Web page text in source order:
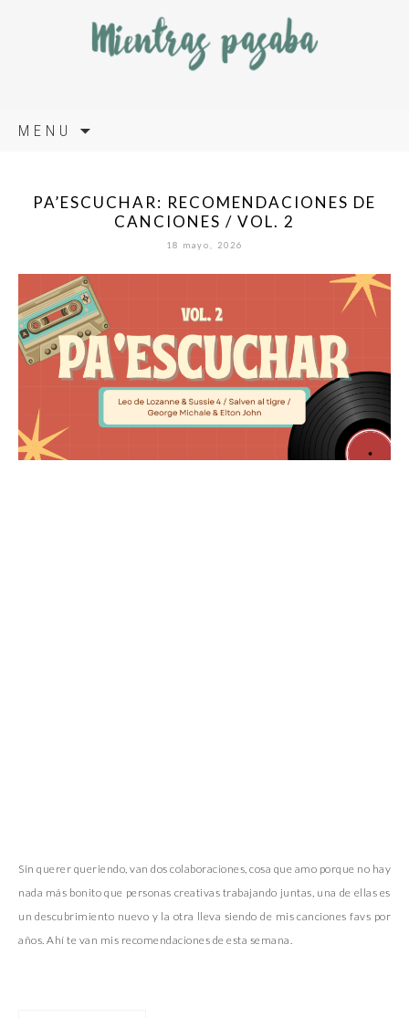
MENU
PA’ESCUCHAR: RECOMENDACIONES DE
CANCIONES / VOL. 2
18 mayo, 2026
Sin querer queriendo, van dos colaboraciones, cosa que amo porque no hay
nada más bonito que personas creativas trabajando juntas, una de ellas es
un descubrimiento nuevo y la otra lleva siendo de mis canciones favs por
años. Ahí te van mis recomendaciones de esta semana.